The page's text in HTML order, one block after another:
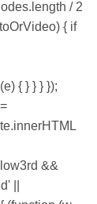
/ 2
{ if
{ } } } });
&&
||